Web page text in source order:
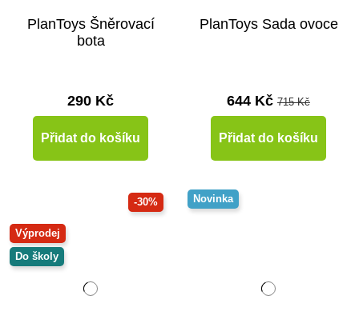
PlanToys Šněrovací
bota
290 Kč
Přidat do košíku
PlanToys Sada ovoce
644 Kč 715 Kč
Přidat do košíku
-30%
Výprodej
Do školy
Novinka